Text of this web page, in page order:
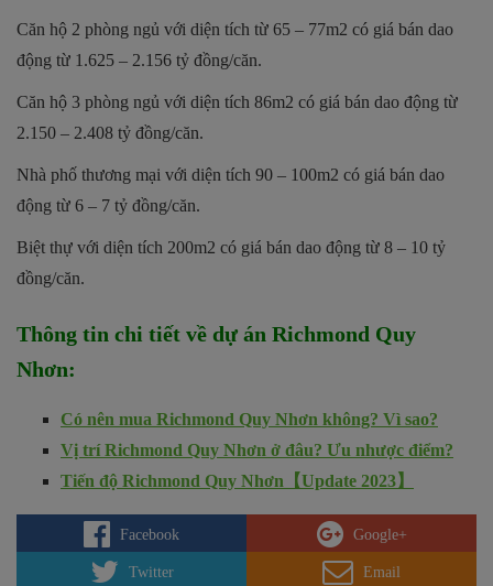
Căn hộ 2 phòng ngủ với diện tích từ 65 – 77m2 có giá bán dao
động từ 1.625 – 2.156 tỷ đồng/căn.
Căn hộ 3 phòng ngủ với diện tích 86m2 có giá bán dao động từ
2.150 – 2.408 tỷ đồng/căn.
Nhà phố thương mại với diện tích 90 – 100m2 có giá bán dao
động từ 6 – 7 tỷ đồng/căn.
Biệt thự với diện tích 200m2 có giá bán dao động từ 8 – 10 tỷ
đồng/căn.
Thông tin chi tiết về dự án Richmond Quy
Nhơn:
Có nên mua Richmond Quy Nhơn không? Vì sao?
Vị trí Richmond Quy Nhơn ở đâu? Ưu nhược điểm?
Tiến độ Richmond Quy Nhơn【Update 2023】
Facebook Google+
Twitter Email